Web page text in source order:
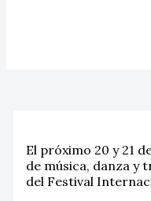
El próximo 20 y 21
de música, danza y
del Festival